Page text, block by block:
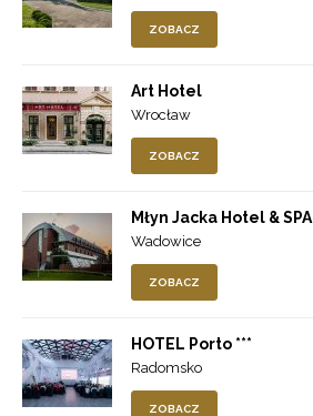
ZOBACZ
Art Hotel
Wrocław
ZOBACZ
Młyn Jacka Hotel & SPA
Wadowice
ZOBACZ
HOTEL Porto ***
Radomsko
ZOBACZ